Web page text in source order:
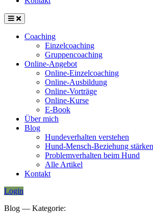
Coaching
Einzel­coaching
Gruppen­coaching
Online-Angebot
Online-Einzelcoaching
Online-Ausbildung
Online-Vorträge
Online-Kurse
E-Book
Über mich
Blog
Hundeverhalten verstehen
Hund-Mensch-Beziehung stärken
Problemverhalten beim Hund
Alle Artikel
Kontakt
Login
Blog ― Kategorie: